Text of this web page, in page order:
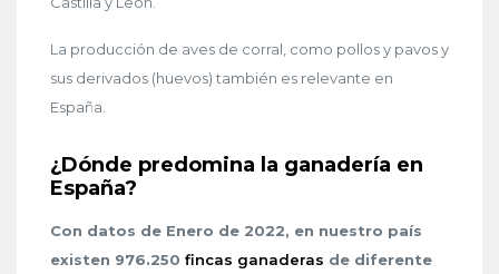
La producción de aves de corral, como pollos y pavos y
sus derivados (huevos) también es relevante en
España.
¿Dónde predomina la ganadería en
España?
Con datos de Enero de 2022, en nuestro país
existen 976.250 fincas ganaderas de diferente